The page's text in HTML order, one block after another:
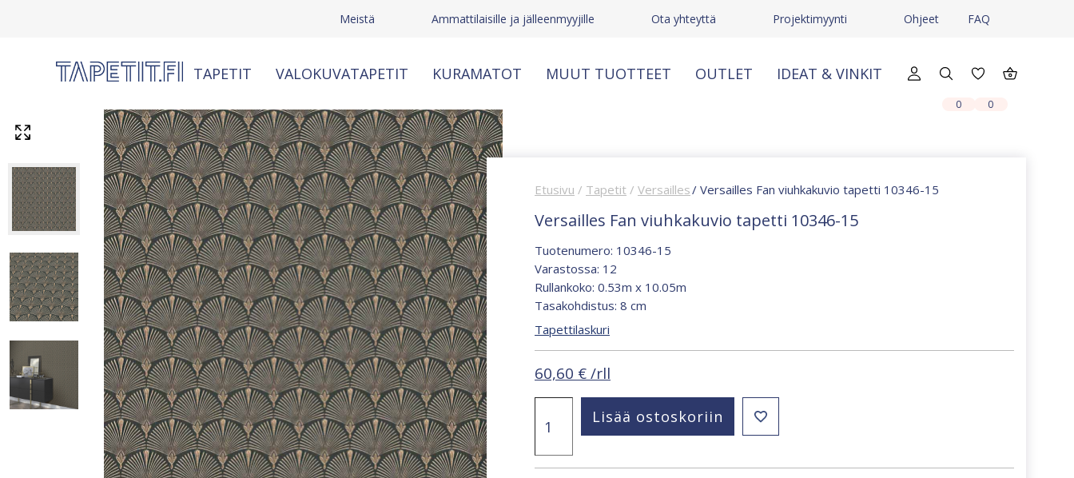
Meistä Ammattilaisille ja jälleenmyyjille Ota yhteyttä Projektimyynti Ohjeet FAQ
TAPETIT VALOKUVATAPETIT KURAMATOT MUUT TUOTTEET OUTLET IDEAT & VINKIT
0 0
Etusivu / Tapetit / Versailles/ Versailles Fan viuhkakuvio tapetti 10346-15
Versailles Fan viuhkakuvio tapetti 10346-15
Tuotenumero: 10346-15
Varastossa: 12
Rullankoko: 0.53m x 10.05m
Tasakohdistus: 8 cm
Tapettilaskuri
60,60 € /rll
Fan
viuhkakuvio
tapetti
10346-
Lisää ostoskoriin